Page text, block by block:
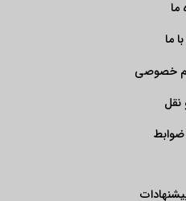
ما
ما
خصوصی
نقل
ضوابط